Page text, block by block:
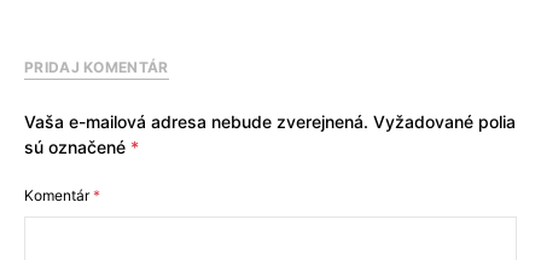
PRIDAJ KOMENTÁR
Vaša e-mailová adresa nebude zverejnená. Vyžadované polia
sú označené *
Komentár*